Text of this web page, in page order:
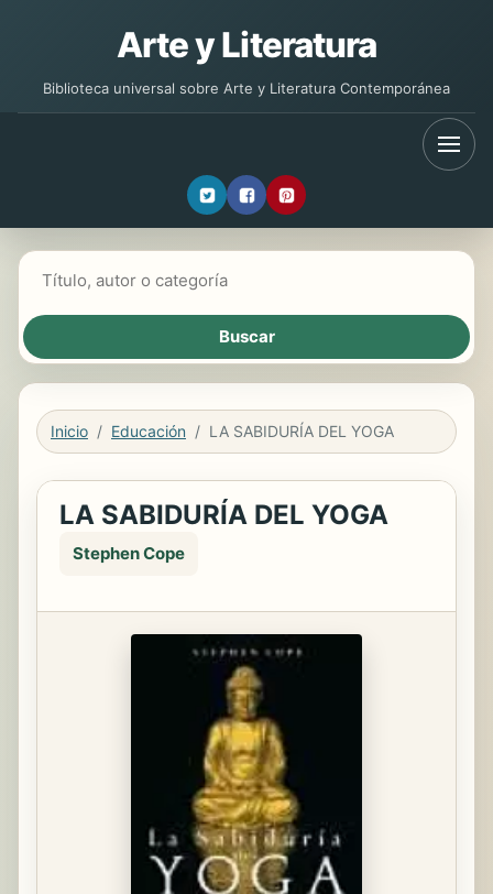
Arte y Literatura
Biblioteca universal sobre Arte y Literatura Contemporánea
Inicio Educación LA SABIDURÍA DEL YOGA
LA SABIDURÍA DEL YOGA
Stephen Cope